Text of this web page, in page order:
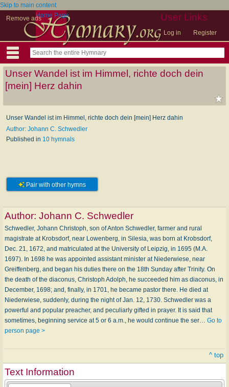
Skip to main content
Remove ads
User Links
Log in Register
Home Page
Unser Wandel ist im Himmel, richte doch dein
[mein] Herz dahin
Unser Wandel ist im Himmel, richte doch dein [mein] Herz dahin
Author: Johann C. Schwedler
Published in 10 hymnals
Pair with other hymns
Author: Johann C. Schwedler
Schwedler, Johann Christoph, son of Anton Schwedler, farmer and rural
magistrate at Krobsdorf, near Lowenberg, in Silesia, was born at Krobsdorf,
Dec. 21, 1672, and matriculated at the University of Leipzig, in 1695 (M.A.
1697). In 1698 he was appointed assistant minister at Niederwiese, near
Greiffenberg, and began his duties there on the 18th Sunday after Trinity. On
the death of the diaconus, Christoph Adolph, he succeeded him as diaconus, in
December, 1698; and, finally, in 1701, he became pastor there. He died at
Niederwiese, suddenly, during the night of Jan. 12, 1730. Schwedler was a
powerful and popular preacher, and peculiarly gifted in prayer. It is said that
sometimes, beginning service at 5 or 6 a.m., he would continue the ser… Go to
person page >
^ top
Text Information